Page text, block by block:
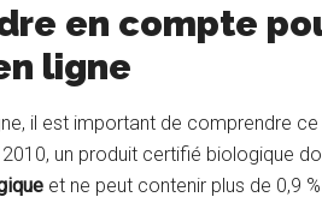
en compte
ligne
il est important de comprendre ce
un produit certifié biologique
et ne peut contenir plus de 0,9